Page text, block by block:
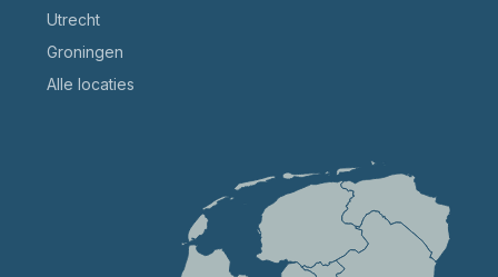
Utrecht
Groningen
Alle locaties